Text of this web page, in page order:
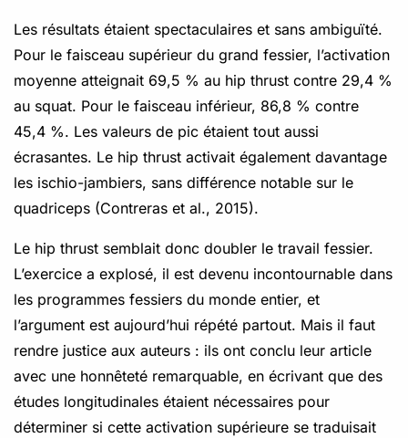
Les résultats étaient spectaculaires et sans ambiguïté.
Pour le faisceau supérieur du grand fessier, l’activation
moyenne atteignait 69,5 % au hip thrust contre 29,4 %
au squat. Pour le faisceau inférieur, 86,8 % contre
45,4 %. Les valeurs de pic étaient tout aussi
écrasantes. Le hip thrust activait également davantage
les ischio-jambiers, sans différence notable sur le
quadriceps (Contreras et al., 2015).
Le hip thrust semblait donc doubler le travail fessier.
L’exercice a explosé, il est devenu incontournable dans
les programmes fessiers du monde entier, et
l’argument est aujourd’hui répété partout. Mais il faut
rendre justice aux auteurs : ils ont conclu leur article
avec une honnêteté remarquable, en écrivant que des
études longitudinales étaient nécessaires pour
déterminer si cette activation supérieure se traduisait